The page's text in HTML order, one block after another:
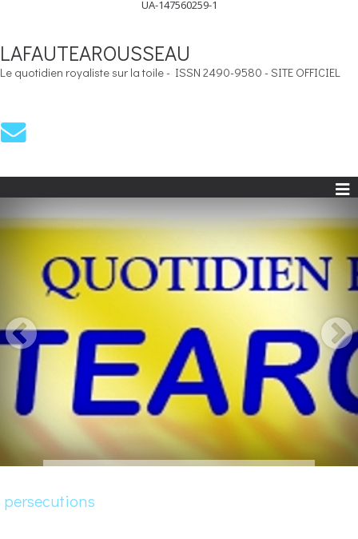
UA-147560259-1
LAFAUTEAROUSSEAU
Le quotidien royaliste sur la toile - ISSN 2490-9580 - SITE OFFICIEL
persecutions